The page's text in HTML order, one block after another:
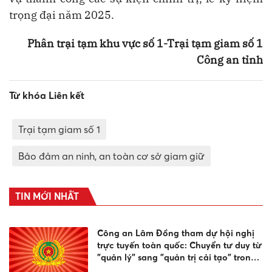
trọng đại năm 2025.
Phân trại tạm khu vực số 1-Trại tạm giam số 1
Công an tỉnh
Từ khóa Liên kết
Trại tạm giam số 1
Bảo đảm an ninh, an toàn cơ sở giam giữ
TIN MỚI NHẤT
Công an Lâm Đồng tham dự hội nghị
trực tuyến toàn quốc: Chuyển tư duy từ
"quản lý" sang "quản trị cải tạo" trong